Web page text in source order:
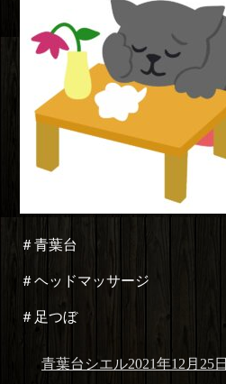
＃青葉台
＃ヘッドマッサージ
＃足つぼ
投
青葉台シエル投
2021年12月25日